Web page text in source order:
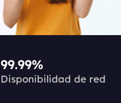
99.99%
Disponibilidad de red